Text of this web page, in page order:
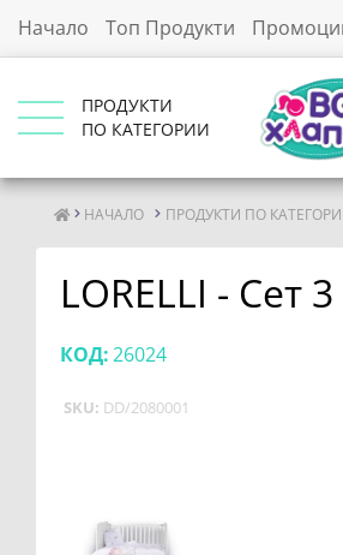
Начало Топ Продукти
ПРОДУКТИ
ПО КАТЕГОРИИ
НАЧАЛО ПРОДУКТИ ПО
LORELLI - Сет
КОД:26024
SKU: DD/2080001